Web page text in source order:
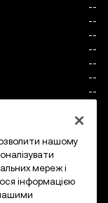
позиції
нашому
мереж і
інформацією